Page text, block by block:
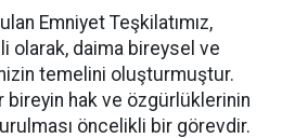
Emniyet Teşkilatımız,
olarak, daima bireysel ve
temelini oluşturmuştur.
hak ve özgürlüklerinin
öncelikli bir görevdir.